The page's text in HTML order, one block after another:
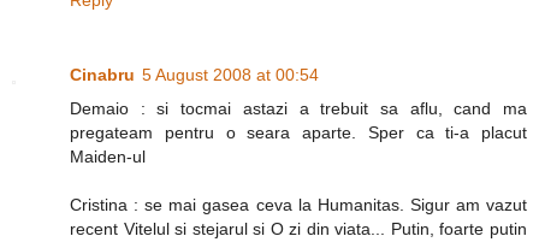
Cinabru 5 August 2008 at 00:54
Demaio : si tocmai astazi a trebuit sa aflu, cand ma
pregateam pentru o seara aparte. Sper ca ti-a placut
Maiden-ul
Cristina : se mai gasea ceva la Humanitas. Sigur am vazut
recent Vitelul si stejarul si O zi din viata... Putin, foarte putin